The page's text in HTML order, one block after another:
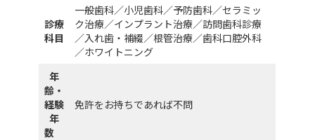
診療
科目
一般歯科／小児歯科／予防歯科／セラミッ
ク治療／インプラント治療／訪問歯科診療
／入れ歯・補綴／根管治療／歯科口腔外科
／ホワイトニング
年
齢・
経験
年
数
免許をお持ちであれば不問